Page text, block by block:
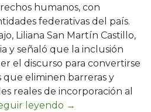
humanos, con
federativas del país.
Liliana San Martín Castillo,
y señaló que la inclusión
el discurso para convertirse
que eliminen barreras y
reales de incorporación al